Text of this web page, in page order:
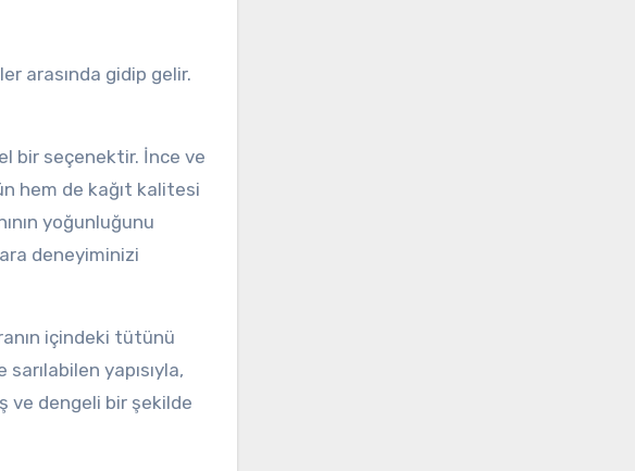
arasında gidip gelir.
bir seçenektir. İnce ve
hem de kağıt kalitesi
yoğunluğunu
deneyiminizi
içindeki tütünü
yapısıyla,
ve dengeli bir şekilde